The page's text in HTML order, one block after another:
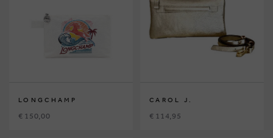
LONGCHAMP
€ 150,00
CAROL J.
€ 114,95